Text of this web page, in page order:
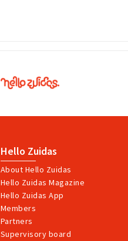
Hello
Zuidas
Hello Zuidas
About Hello Zuidas
Hello Zuidas Magazine
Hello Zuidas App
Members
Partners
Supervisory board